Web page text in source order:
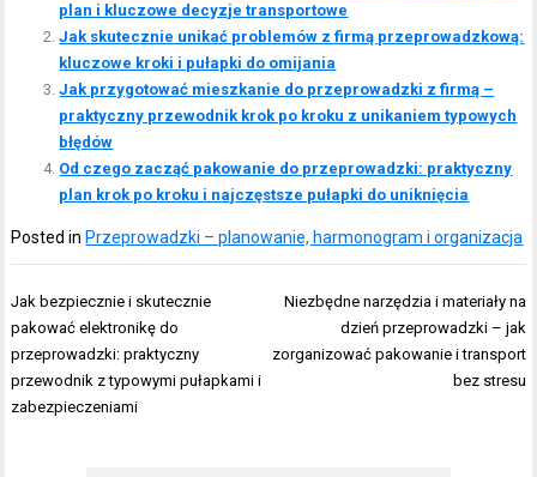
plan i kluczowe decyzje transportowe
Jak skutecznie unikać problemów z firmą przeprowadzkową:
kluczowe kroki i pułapki do omijania
Jak przygotować mieszkanie do przeprowadzki z firmą –
praktyczny przewodnik krok po kroku z unikaniem typowych
błędów
Od czego zacząć pakowanie do przeprowadzki: praktyczny
plan krok po kroku i najczęstsze pułapki do uniknięcia
Posted in Przeprowadzki – planowanie, harmonogram i organizacja
Nawigacja
wpisu
Jak bezpiecznie i skutecznie
pakować elektronikę do
przeprowadzki: praktyczny
przewodnik z typowymi pułapkami i
zabezpieczeniami
Niezbędne narzędzia i materiały na
dzień przeprowadzki – jak
zorganizować pakowanie i transport
bez stresu